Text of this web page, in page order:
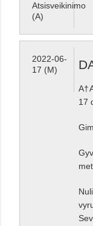
Atsisveikinimo
(A)
2022-06-
17 (M)
17